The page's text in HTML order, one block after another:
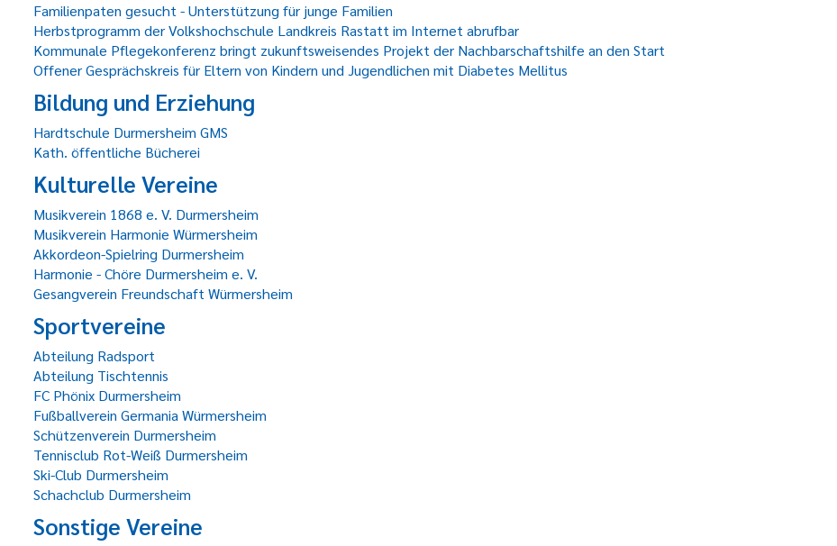
Familienpaten gesucht - Unterstützung für junge Familien
Herbstprogramm der Volkshochschule Landkreis Rastatt im Internet abrufbar
Kommunale Pflegekonferenz bringt zukunftsweisendes Projekt der Nachbarschaftshilfe an den Start
Offener Gesprächskreis für Eltern von Kindern und Jugendlichen mit Diabetes Mellitus
Bildung und Erziehung
Hardtschule Durmersheim GMS
Kath. öffentliche Bücherei
Kulturelle Vereine
Musikverein 1868 e. V. Durmersheim
Musikverein Harmonie Würmersheim
Akkordeon-Spielring Durmersheim
Harmonie - Chöre Durmersheim e. V.
Gesangverein Freundschaft Würmersheim
Sportvereine
Abteilung Radsport
Abteilung Tischtennis
FC Phönix Durmersheim
Fußballverein Germania Würmersheim
Schützenverein Durmersheim
Tennisclub Rot-Weiß Durmersheim
Ski-Club Durmersheim
Schachclub Durmersheim
Sonstige Vereine